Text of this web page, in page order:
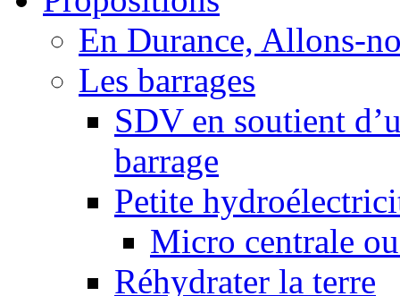
En Durance, Allons-
Les barrages
SDV en soutient
barrage
Petite
Micro centrale
Réhydrater la terre